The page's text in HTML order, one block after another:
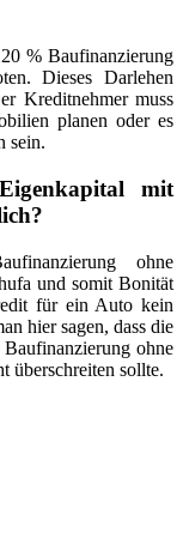
% Baufinanzierung
Dieses Darlehen
Kreditnehmer muss
planen oder es
sein.
mit
ohne
und somit Bonität
für ein Auto kein
hier sagen, dass die
ohne
überschreiten sollte.